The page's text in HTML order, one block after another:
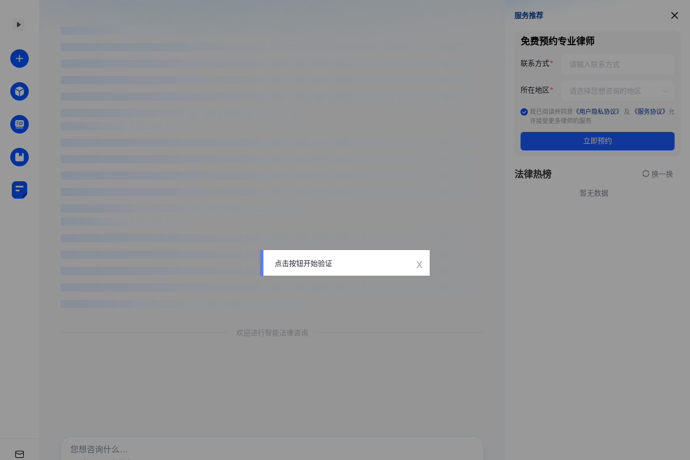
欢迎进行智能法律咨询
服务推荐
服务推荐
免费预约专业律师
联系方式
所在地区
我已阅读并同意 《用户隐私协议》 及 《服务协议》 允
许接受更多律师的服务
立即预约
法律热榜 换一换
暂无数据
点击按钮开始验证 x